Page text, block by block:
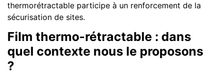
thermorétractable participe à un renforcement de la
sécurisation de sites.
Film thermo-rétractable : dans
quel contexte nous le proposons
?